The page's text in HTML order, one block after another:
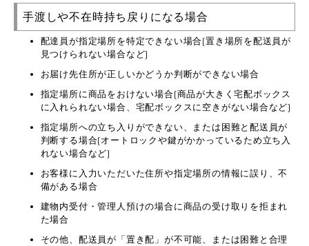
手渡しや不在時持ち戻りになる場合
配達員が指定場所を特定できない場合(置き場所を配送員が
見つけられない場合など)
お届け先住所が正しいかどうか判断ができない場合
指定場所に商品をおけない場合(商品が大きく宅配ボックス
に入れられない場合、宅配ボックスに空きがない場合など)
指定場所への立ち入りができない、または困難と配送員が
判断する場合(オートロックや鍵がかかっているため立ち入
れない場合など)
お客様に入力いただいた住所や指定場所の情報に誤り、不
備がある場合
建物内受付・管理人預けの場合に商品の受け取りを拒まれ
た場合
その他、配送員が「置き配」が不可能、または困難と合理